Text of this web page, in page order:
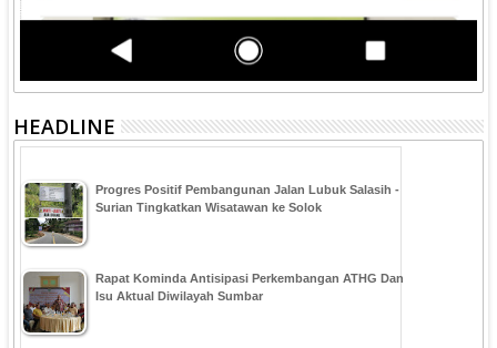
HEADLINE
Progres Positif Pembangunan Jalan Lubuk Salasih -
Surian Tingkatkan Wisatawan ke Solok
Rapat Kominda Antisipasi Perkembangan ATHG Dan
Isu Aktual Diwilayah Sumbar